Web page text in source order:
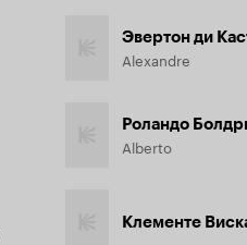
Эвертон ди
Alexandre
Роландо
Alberto
Клементе